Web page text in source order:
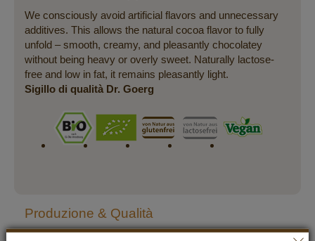
We consciously avoid artificial flavors and unnecessary
additives. This allows the natural cocoa flavor to fully
unfold – smooth, creamy, and pleasantly chocolatey
without being heavy or overly sweet. Naturally lactose-
free and low in fat, it remains pleasantly light.
Sigillo di qualità Dr. Goerg
Produzione & Qualità